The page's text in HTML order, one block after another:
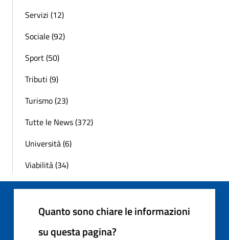
Servizi (12)
Sociale (92)
Sport (50)
Tributi (9)
Turismo (23)
Tutte le News (372)
Università (6)
Viabilità (34)
Quanto sono chiare le informazioni
su questa pagina?